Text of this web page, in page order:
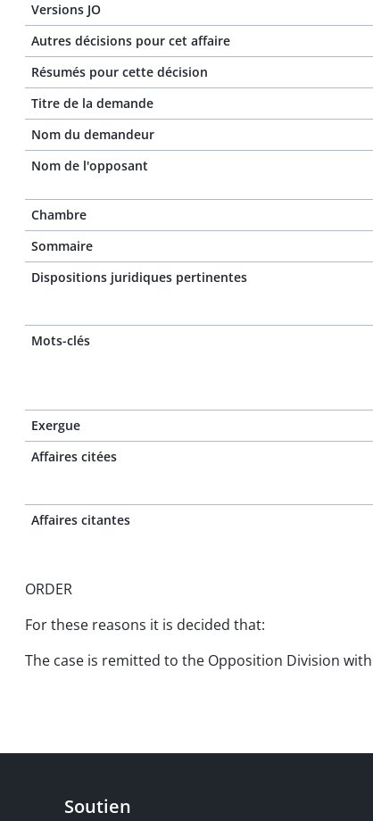
Versions JO
Autres décisions pour cet affaire
Résumés pour cette décision
Titre de la demande
Nom du demandeur
Nom de l'opposant
Chambre
Sommaire
Dispositions juridiques pertinentes
Mots-clés
Exergue
Affaires citées
Affaires citantes
ORDER
For these reasons it is decided that:
The case is remitted to the Opposition Division
Soutien